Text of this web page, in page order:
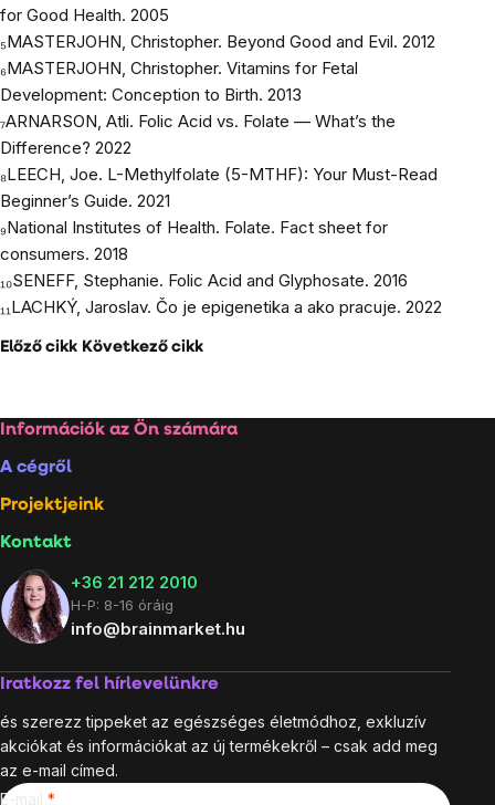
for Good Health. 2005
₅MASTERJOHN, Christopher. Beyond Good and Evil. 2012
₆MASTERJOHN, Christopher. Vitamins for Fetal
Development: Conception to Birth. 2013
₇ARNARSON, Atli. Folic Acid vs. Folate — What’s the
Difference? 2022
₈LEECH, Joe. L-Methylfolate (5-MTHF): Your Must-Read
Beginner’s Guide. 2021
₉National Institutes of Health. Folate. Fact sheet for
consumers. 2018
₁₀SENEFF, Stephanie. Folic Acid and Glyphosate. 2016
₁₁LACHKÝ, Jaroslav. Čo je epigenetika a ako pracuje. 2022
Előző cikk Következő cikk
Lábléc
Információk az Ön számára
A cégről
Projektjeink
Kontakt
+36 21 212 2010
H-P: 8-16 óráig
info@brainmarket.hu
Iratkozz fel hírlevelünkre
és szerezz tippeket az egészséges életmódhoz, exkluzív
akciókat és információkat az új termékekről – csak add meg
az e-mail címed.
E-mail